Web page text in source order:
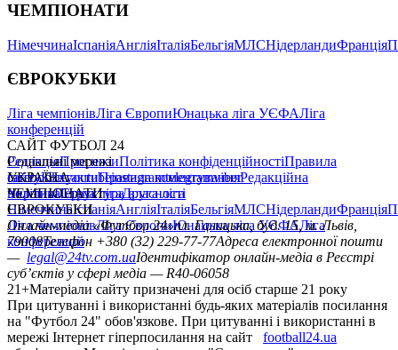
ЧЕМПІОНАТИ
НімеччинаІспаніяАнгліяІталіяБельгіяМЛСНідерландиФранція
ЄВРОКУБКИ
Ліга чемпіонівЛіга ЄвропиЮнацька ліга УЄФАЛіга
конференцій
САЙТ ФУТБОЛ 24
РедакціяПрогнозиПолітика конфіденційностіПравила
сайтуКонтактиПравила коментуванняРедакційна
політикаСтруктура власності
Соціальні мережі
facebookxyoutubeinstagramtelegramviber
УКРАЇНА
УкраїнаПерша лігаДруга ліга
ЧЕМПІОНАТИ
НімеччинаІспаніяАнгліяІталіяБельгіяМЛСНідерландиФранція
ЄВРОКУБКИ
Ліга чемпіонівЛіга ЄвропиЮнацька ліга УЄФАЛіга
конференцій
Онлайн-медіа «Футбол 24»пл. Галицька, буд. 15, м. Львів,
79008Телефон +380 (32) 229-77-77Адреса електронної пошти
— legal@24tv.com.uaІдентифікатор онлайн-медіа в Реєстрі
суб’єктів у сфері медіа — R40-06058
21+Матеріали сайту призначені для осіб старше 21 року
При цитуванні і використанні будь-яких матеріалів посилання
на "Футбол 24" обов'язкове. При цитуванні і використанні в
мережі Інтернет гіперпосилання на сайт
football24.ua